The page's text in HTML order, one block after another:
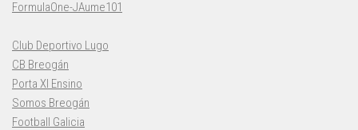
FormulaOne-JAume101
Club Deportivo Lugo
CB Breogán
Porta XI Ensino
Somos Breogán
Football Galicia